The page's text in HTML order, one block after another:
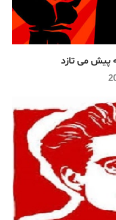
پیش می تازد